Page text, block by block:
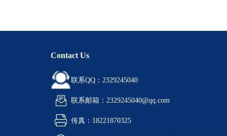
Contact Us
联系QQ：2329245040
联系邮箱：2329245040@qq.com
传真：18221870325